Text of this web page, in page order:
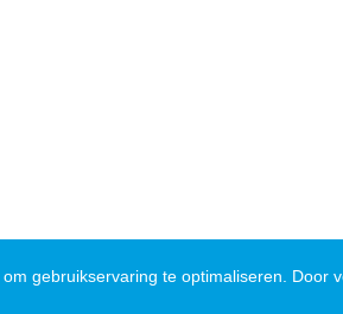
gebruikservaring te optimaliseren. Door